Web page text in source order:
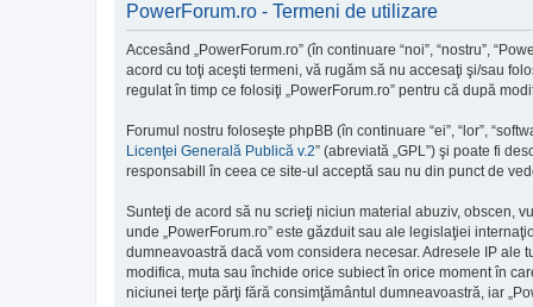
PowerForum.ro - Termeni de utilizare
Accesând „PowerForum.ro” (în continuare “noi”, “nostru”,
acord cu toţi aceşti termeni, vă rugăm să nu accesaţi şi/sau
regulat în timp ce folosiţi „PowerForum.ro” pentru că după
Forumul nostru foloseşte phpBB (în continuare “ei”, “lor”,
Licenţei Generală Publică v.2” (abreviată „GPL”) şi poate fi
responsabill în ceea ce site-ul acceptă sau nu din punct de
Sunteţi de acord să nu scrieţi niciun material abuziv, obscen,
unde „PowerForum.ro” este găzduit sau ale legislaţiei
dumneavoastră dacă vom considera necesar. Adresele IP ale
modifica, muta sau închide orice subiect în orice moment în
niciunei terţe părţi fără consimţământul dumneavoastră, iar